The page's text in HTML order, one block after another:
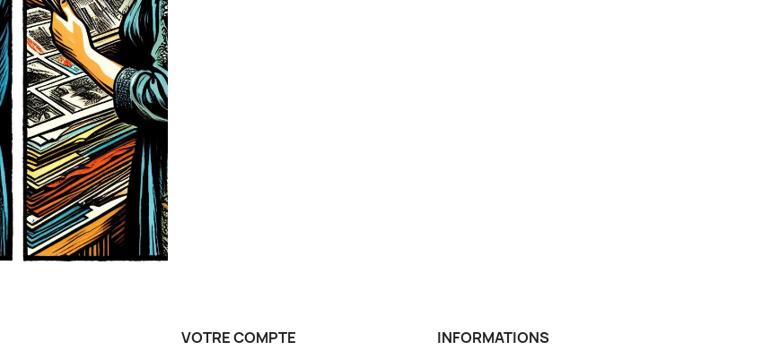
VOTRE COMPTE INFORMATIONS